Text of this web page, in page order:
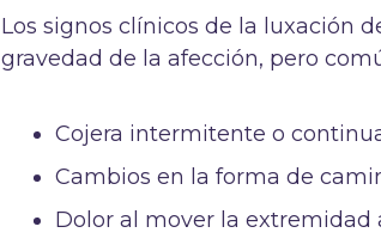
Los signos clínicos de la luxación
gravedad de la afección, pero
Cojera intermitente o
Cambios en la forma de
Dolor al mover la extremidad